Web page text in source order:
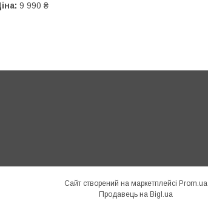
9 990 ₴
Сайт створений на маркетплейсі Prom.ua
Продавець на Bigl.ua